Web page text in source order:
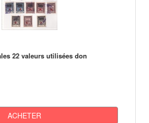
22 valeurs utilisées don
ACHETER